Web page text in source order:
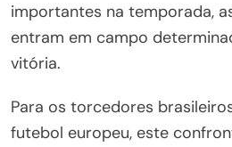
importantes na temporada,
entram em campo
vitória.
Para os torcedores
futebol europeu, este